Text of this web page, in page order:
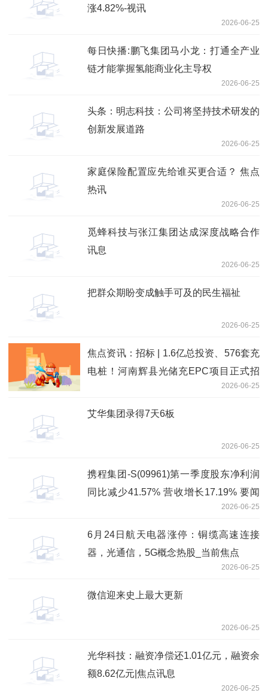
涨4.82%-视讯
2026-06-25
每日快播:鹏飞集团马小龙：打通全产业
链才能掌握氢能商业化主导权
2026-06-25
头条：明志科技：公司将坚持技术研发的
创新发展道路
2026-06-25
家庭保险配置应先给谁买更合适？ 焦点
热讯
2026-06-25
觅蜂科技与张江集团达成深度战略合作
讯息
2026-06-25
把群众期盼变成触手可及的民生福祉
2026-06-25
焦点资讯：招标 | 1.6亿总投资、576套充
电桩！河南辉县光储充EPC项目正式招
2026-06-25
艾华集团录得7天6板
2026-06-25
携程集团-S(09961)第一季度股东净利润
同比减少41.57% 营收增长17.19% 要闻
2026-06-25
6月24日航天电器涨停：铜缆高速连接
器，光通信，5G概念热股_当前焦点
2026-06-25
微信迎来史上最大更新
2026-06-25
光华科技：融资净偿还1.01亿元，融资余
额8.62亿元|焦点讯息
2026-06-25